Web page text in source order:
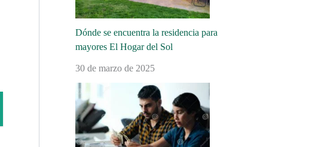
Dónde se encuentra la residencia para
mayores El Hogar del Sol
30 de marzo de 2025